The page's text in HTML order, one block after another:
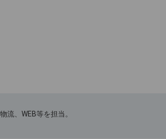
流、WEB等を担当。